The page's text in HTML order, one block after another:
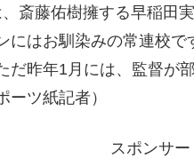
、斎藤佑樹擁する早稲
にはお馴染みの常連校
だ昨年1月には、監督が
ツ紙記者）
スポンサー